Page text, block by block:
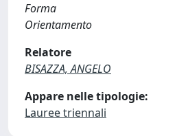
Forma
Orientamento
Relatore
BISAZZA, ANGELO
Appare nelle tipologie:
Lauree triennali